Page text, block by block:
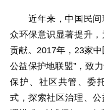
近年来，中国民间
众环保意识显著提升
贡献。2017年，23家
公益保护地联盟”，致
保护、社区共管、委
式，探索社区治理、